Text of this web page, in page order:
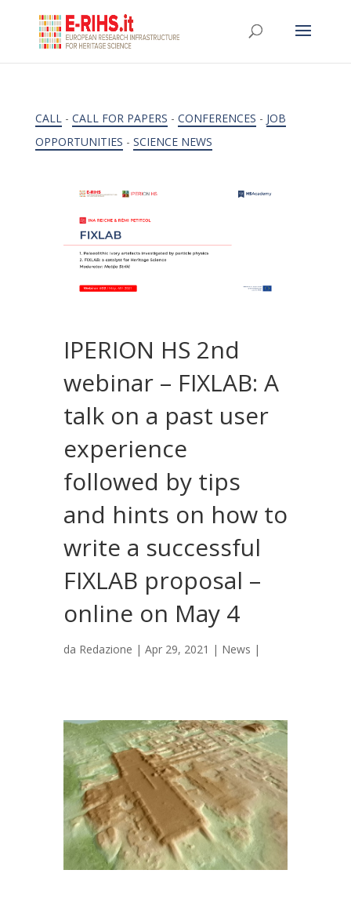
CALL- CALL FOR PAPERS - CONFERENCES - JOB
OPPORTUNITIES - SCIENCE NEWS
IPERION HS 2nd
webinar – FIXLAB: A
talk on a past user
experience
followed by tips
and hints on how to
write a successful
FIXLAB proposal –
online on May 4
da Redazione | Apr 29, 2021 | News |